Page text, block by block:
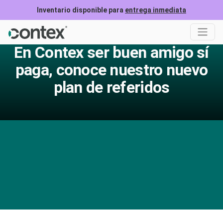
Inventario disponible para entrega inmediata
En Contex ser buen amigo sí
paga, conoce nuestro nuevo
plan de referidos